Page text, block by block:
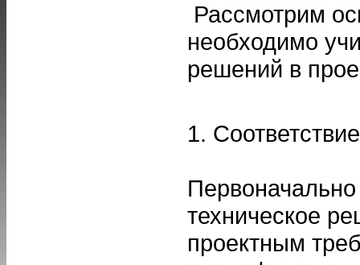
Рассмотрим
необходимо
решений в
1.
техническое
проектным